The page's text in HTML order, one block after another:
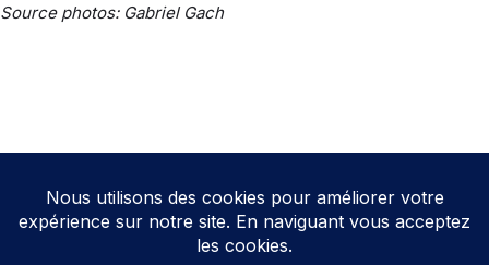
Source photos: Gabriel Gach
Neve| Propulsé parWordPress
Direction de la publication: Cathy HOAREAU